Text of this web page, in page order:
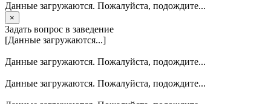
Данные загружаются. Пожалуйста, подождите...
×
Задать вопрос в заведение
[Данные загружаются...]
Данные загружаются. Пожалуйста, подождите...
Данные загружаются. Пожалуйста, подождите...